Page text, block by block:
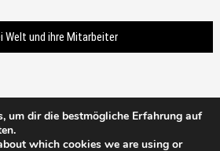
Welt und ihre Mitarbeiter
um dir die bestmögliche Erfahrung auf
which cookies we are using or